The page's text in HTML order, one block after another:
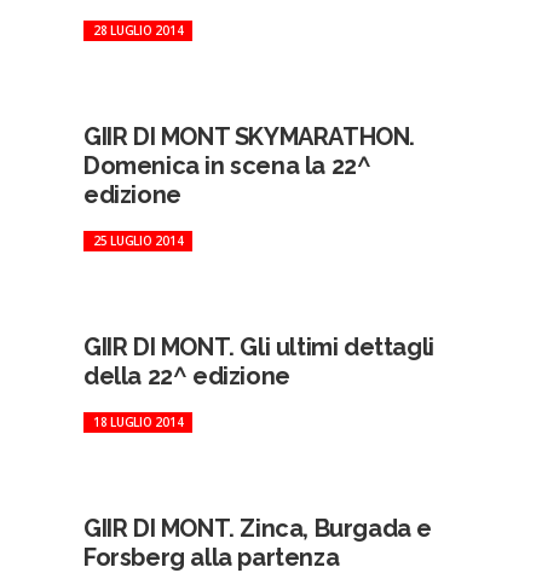
28 LUGLIO 2014
GIIR DI MONT SKYMARATHON.
Domenica in scena la 22^
edizione
25 LUGLIO 2014
GIIR DI MONT. Gli ultimi dettagli
della 22^ edizione
18 LUGLIO 2014
GIIR DI MONT. Zinca, Burgada e
Forsberg alla partenza